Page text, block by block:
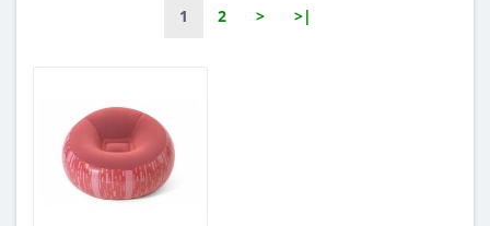
Возраст
1 2 > >|